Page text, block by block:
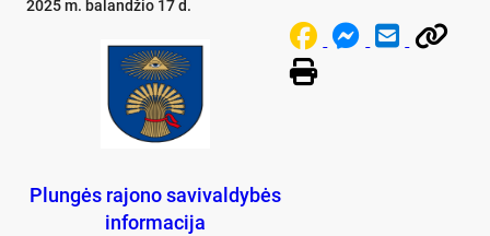
2025 m. balandžio 17 d.
Plungės rajono savivaldybės
informacija